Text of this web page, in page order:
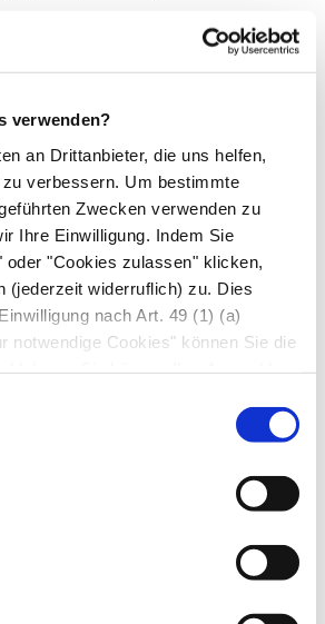
verwenden?
an Drittanbieter, die uns helfen,
verbessern. Um bestimmte
Zwecken verwenden zu
Ihre Einwilligung. Indem Sie
oder "Cookies zulassen" klicken,
(jederzeit widerruflich) zu. Dies
nach Art. 49 (1) (a)
notwendige Cookies" können Sie die
dl (19,85–22,34 mmol/l)
erste Ursacheneingrenzung
Veränderungen
und MCH:Mikrozytäre
z. B. bei Eisenmangel
z. B. bei chronischen
MCH: